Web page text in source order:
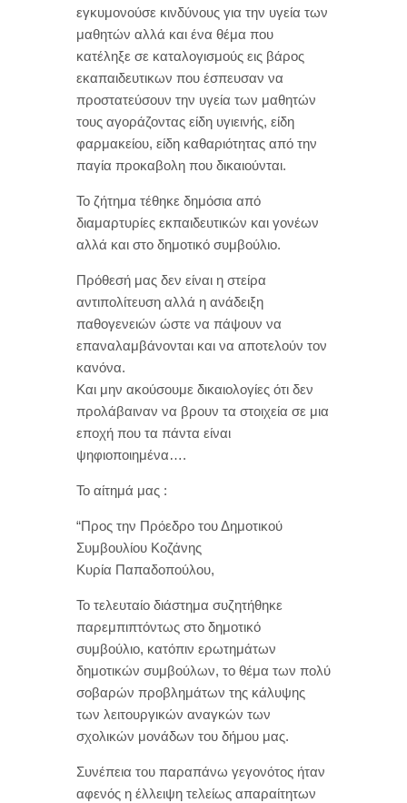
εγκυμονούσε κινδύνους για την υγεία των
μαθητών αλλά και ένα θέμα που
κατέληξε σε καταλογισμούς εις βάρος
εκαπαιδευτικων που έσπευσαν να
προστατεύσουν την υγεία των μαθητών
τους αγοράζοντας είδη υγιεινής, είδη
φαρμακείου, είδη καθαριότητας από την
παγία προκαβολη που δικαιούνται.
Το ζήτημα τέθηκε δημόσια από
διαμαρτυρίες εκπαιδευτικών και γονέων
αλλά και στο δημοτικό συμβούλιο.
Πρόθεσή μας δεν είναι η στείρα
αντιπολίτευση αλλά η ανάδειξη
παθογενειών ώστε να πάψουν να
επαναλαμβάνονται και να αποτελούν τον
κανόνα.
Και μην ακούσουμε δικαιολογίες ότι δεν
προλάβαιναν να βρουν τα στοιχεία σε μια
εποχή που τα πάντα είναι
ψηφιοποιημένα….
Το αίτημά μας :
“Προς την Πρόεδρο του Δημοτικού
Συμβουλίου Κοζάνης
Κυρία Παπαδοπούλου,
Το τελευταίο διάστημα συζητήθηκε
παρεμπιπτόντως στο δημοτικό
συμβούλιο, κατόπιν ερωτημάτων
δημοτικών συμβούλων, το θέμα των πολύ
σοβαρών προβλημάτων της κάλυψης
των λειτουργικών αναγκών των
σχολικών μονάδων του δήμου μας.
Συνέπεια του παραπάνω γεγονότος ήταν
αφενός η έλλειψη τελείως απαραίτητων